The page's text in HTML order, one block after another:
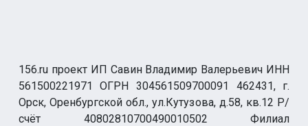
156.ru проект ИП Савин Владимир Валерьевич ИНН
561500221971 ОГРН 304561509700091 462431, г.
Орск, Оренбургской обл., ул.Кутузова, д.58, кв.12 Р/
счёт 40802810700490010502 Филиал